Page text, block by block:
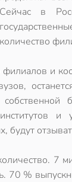
Сейчас в
количество
и
будут
7
%